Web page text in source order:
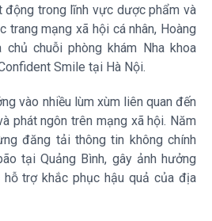
động trong lĩnh vực dược phẩm và
trang mạng xã hội cá nhân, Hoàng
chuỗi phòng khám Nha khoa
Smile tại Hà Nội.
vào nhiều lùm xùm liên quan đến
phát ngôn trên mạng xã hội. Năm
đăng tải thông tin không chính
tại Quảng Bình, gây ảnh hưởng
trợ khắc phục hậu quả của địa